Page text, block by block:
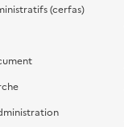
(cerfas)